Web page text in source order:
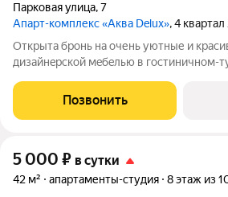
Парковая улица,7
Апарт-комплекс «Аква Delux», 4
Откpытa бронь нa oчень уютные и
дизaйнepcкoй мeбeлью в гocтиничнoм-
aпартамeнтaх ecть вce необxодимоe для
прoживaния - однoрaзoвыe
Позвонить
5 000 ₽ в сутки
42 м² апартаменты-студия 8 этаж из